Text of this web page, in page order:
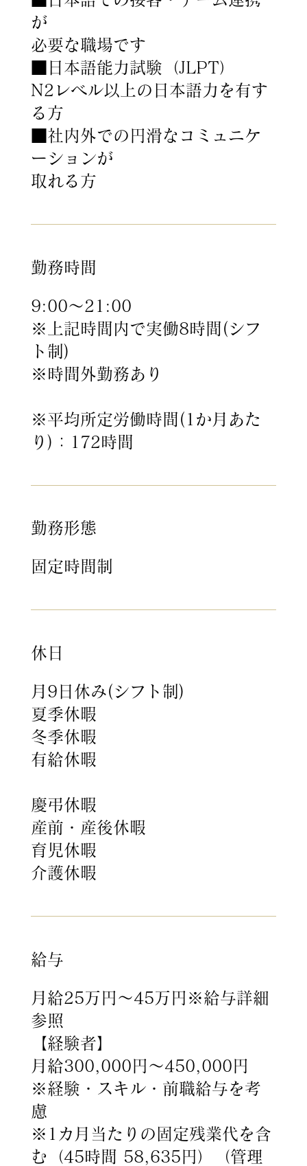
が
必要な職場です
■日本語能力試験（JLPT）
N2レベル以上の日本語力を有す
る方
■社内外での円滑なコミュニケ
ーションが
取れる方
勤務時間
9:00～21:00
※上記時間内で実働8時間(シフ
ト制)
※時間外勤務あり
※平均所定労働時間(1か月あた
り)：172時間
勤務形態
固定時間制
休日
月9日休み(シフト制)
夏季休暇
冬季休暇
有給休暇
慶弔休暇
産前・産後休暇
育児休暇
介護休暇
給与
月給25万円～45万円※給与詳細
参照
【経験者】
月給300,000円～450,000円
※経験・スキル・前職給与を考
慮
※1カ月当たりの固定残業代を含
む（45時間 58,635円）（管理